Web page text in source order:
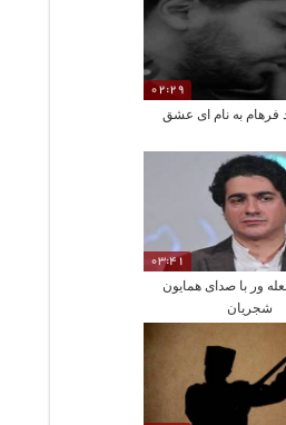
02:29
فرهام به نام ای عشق
03:41
ور با صدای همایون
شجریان